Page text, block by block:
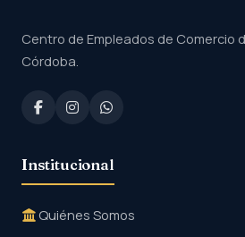
Centro de Empleados de Comercio
Córdoba.
Institucional
Quiénes Somos